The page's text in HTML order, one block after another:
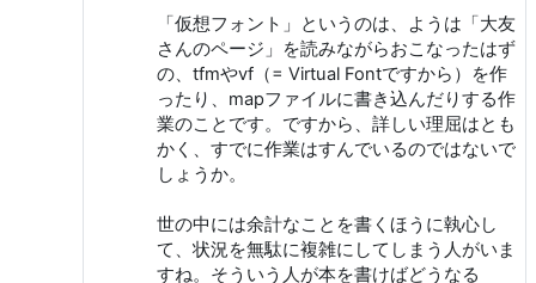
「仮想フォント」というのは、ようは「大友
さんのページ」を読みながらおこなったはず
の、tfmやvf（= Virtual Fontですから）を作
ったり、mapファイルに書き込んだりする作
業のことです。ですから、詳しい理屈はとも
かく、すでに作業はすんでいるのではないで
しょうか。
世の中には余計なことを書くほうに執心し
て、状況を無駄に複雑にしてしまう人がいま
すね。そういう人が本を書けばどうなる